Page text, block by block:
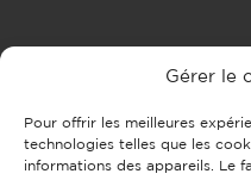
Gérer le
Pour offrir les meilleures
technologies telles que les
informations des appareils. Le